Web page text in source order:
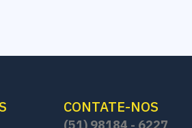
CONTATE-NOS
(51) 98184 - 6227